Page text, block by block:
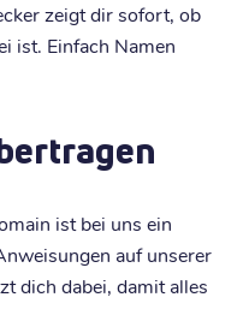
zeigt dir sofort, ob
ist. Einfach Namen
ist bei uns ein
auf unserer
dich dabei, damit alles